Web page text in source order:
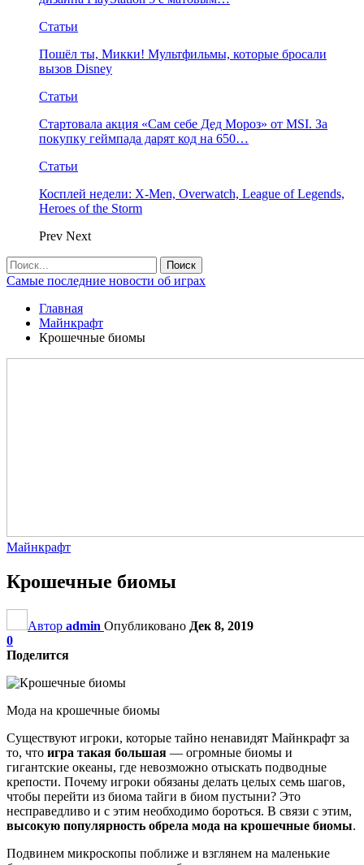
Статьи
Пошёл ты, Микки! Мультфильмы, которые бросали
вызов Disney
Статьи
Стартовала акция «Сам себе Дед Мороз» от MSI. За
покупку геймпада дарят код на 650…
Статьи
Косплей недели: X-Men, Overwatch, League of Legends,
Heroes of the Storm
Prev Next
Самые последние новости об играх
Главная
Майнкрафт
Крошечные биомы
Майнкрафт
Крошечные биомы
Автор admin Опубликовано Дек 8, 2019
0
Поделится
Мода на крошечные биомы
Существуют игроки, которые тайно ненавидят Майнкрафт за
то, что игра такая большая — огромные биомы и
гигантские океаны, где невозможно отыскать подводные
крепости. Почему игроки обязаны делать целых семь шагов,
чтобы перейти из биома тайги в биом пустыни? Это
несправедливо и с этим необходимо бороться. В связи с этим,
высокую популярность обрела мода на крошечные биомы.
Подвинем микроскопы поближе и взглянем на маленькие